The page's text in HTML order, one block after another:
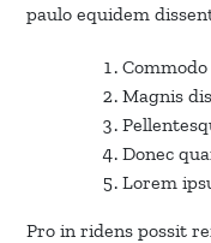
paulo equidem
Magnis
Donec
Lorem
Pro in ridens possit